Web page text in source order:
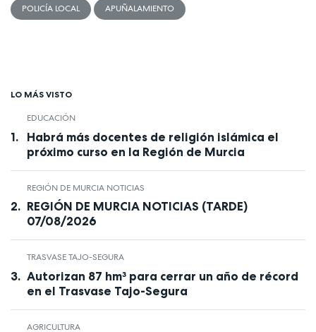
POLICÍA LOCAL APUÑALAMIENTO
LO MÁS VISTO
EDUCACIÓN
Habrá más docentes de religión islámica el
próximo curso en la Región de Murcia
REGIÓN DE MURCIA NOTICIAS
REGIÓN DE MURCIA NOTICIAS (TARDE)
07/08/2026
TRASVASE TAJO-SEGURA
Autorizan 87 hm³ para cerrar un año de récord
en el Trasvase Tajo-Segura
AGRICULTURA